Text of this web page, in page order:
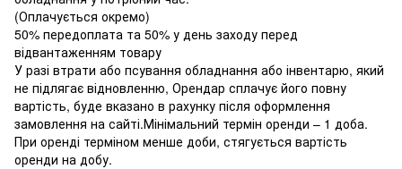
(Оплачується окремо)
50% передоплата та 50% у день заходу перед
відвантаженням товару
У разі втрати або псування обладнання або інвентарю, який
не підлягає відновленню, Орендар сплачує його повну
вартість, буде вказано в рахунку після оформлення
замовлення на сайті.Мінімальний термін оренди – 1 доба.
При оренді терміном менше доби, стягується вартість
оренди на добу.